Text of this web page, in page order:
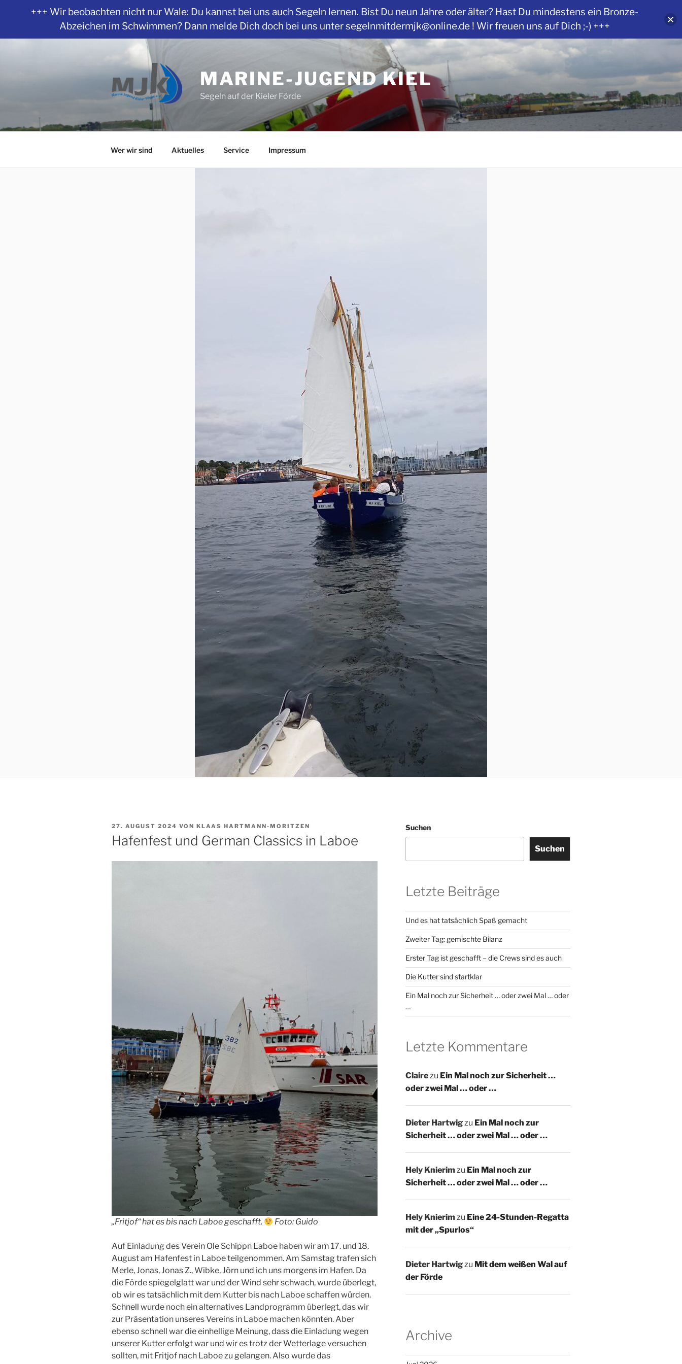
MARINE-JUGEND KIEL
Segeln auf der Kieler Förde
Wer wir sind Aktuelles Service Impressum
VERÖFFENTLICHT
AM
27. AUGUST 2024 VON KLAAS HARTMANN-MORITZEN
Hafenfest und German Classics in Laboe
„Fritjof“ hat es bis nach Laboe geschafft. Foto: Guido
Auf Einladung des Verein Ole Schippn Laboe haben wir am 17. und 18.
August am Hafenfest in Laboe teilgenommen. Am Samstag trafen sich
Merle, Jonas, Jonas Z., Wibke, Jörn und ich uns morgens im Hafen. Da
die Förde spiegelglatt war und der Wind sehr schwach, wurde überlegt,
ob wir es tatsächlich mit dem Kutter bis nach Laboe schaffen würden.
Schnell wurde noch ein alternatives Landprogramm überlegt, das wir
zur Präsentation unseres Vereins in Laboe machen könnten. Aber
ebenso schnell war die einhellige Meinung, dass die Einladung wegen
unserer Kutter erfolgt war und wir es trotz der Wetterlage versuchen
sollten, mit Fritjof nach Laboe zu gelangen. Also wurde das
Suchen
Suchen
Letzte Beiträge
Und es hat tatsächlich Spaß gemacht
Zweiter Tag: gemischte Bilanz
Erster Tag ist geschafft – die Crews sind es auch
Die Kutter sind startklar
Ein Mal noch zur Sicherheit … oder zwei Mal … oder
…
Letzte Kommentare
Clairezu Ein Mal noch zur Sicherheit …
oder zwei Mal … oder …
Dieter Hartwigzu Ein Mal noch zur
Sicherheit … oder zwei Mal … oder …
Hely Knierim zu Ein Mal noch zur
Sicherheit … oder zwei Mal … oder …
Hely Knierim zu Eine 24-Stunden-Regatta
mit der „Spurlos“
Dieter Hartwigzu Mit dem weißen Wal auf
der Förde
Archive
+++ Wir beobachten nicht nur Wale: Du kannst bei uns auch Segeln lernen. Bist Du neun Jahre oder älter? Hast Du mindestens ein Bronze-
Abzeichen im Schwimmen? Dann melde Dich doch bei uns unter segelnmitdermjk@online.de ! Wir freuen uns auf Dich ;-) +++